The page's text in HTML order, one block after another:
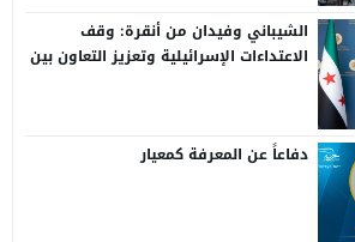
الشيباني وفيدان من أنقرة: وقف
الاعتداءات الإسرائيلية وتعزيز التعاون بين
دفاعاً عن المعرفة كمعيار